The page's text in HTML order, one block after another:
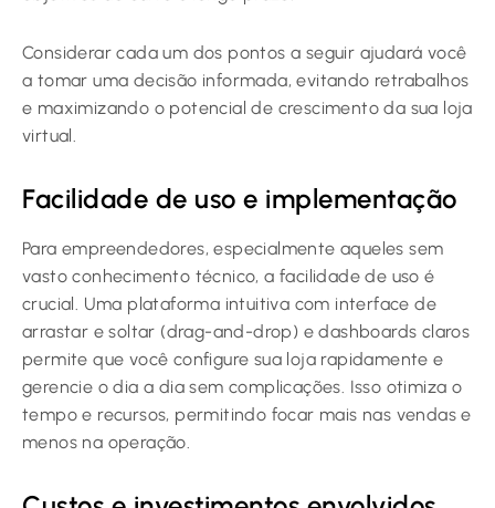
Considerar cada um dos pontos a seguir ajudará você
a tomar uma decisão informada, evitando retrabalhos
e maximizando o potencial de crescimento da sua loja
virtual.
Facilidade de uso e implementação
Para empreendedores, especialmente aqueles sem
vasto conhecimento técnico, a facilidade de uso é
crucial. Uma plataforma intuitiva com interface de
arrastar e soltar (drag-and-drop) e dashboards claros
permite que você configure sua loja rapidamente e
gerencie o dia a dia sem complicações. Isso otimiza o
tempo e recursos, permitindo focar mais nas vendas e
menos na operação.